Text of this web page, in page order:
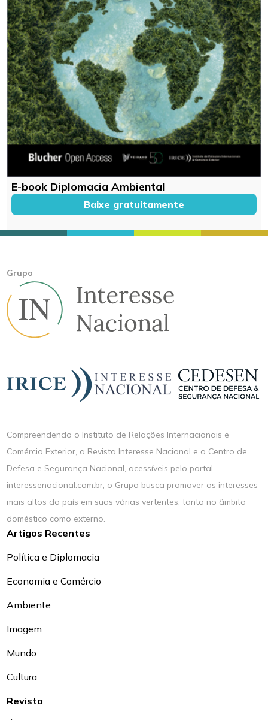
E-book Diplomacia Ambiental
Baixe gratuitamente
Grupo
Compreendendo o Instituto de Relações Internacionais e
Comércio Exterior, a Revista Interesse Nacional e o Centro de
Defesa e Segurança Nacional, acessíveis pelo portal
interessenacional.com.br, o Grupo busca promover os interesses
mais altos do país em suas várias vertentes, tanto no âmbito
doméstico como externo.
Artigos Recentes
Política e Diplomacia
Economia e Comércio
Ambiente
Imagem
Mundo
Cultura
Revista